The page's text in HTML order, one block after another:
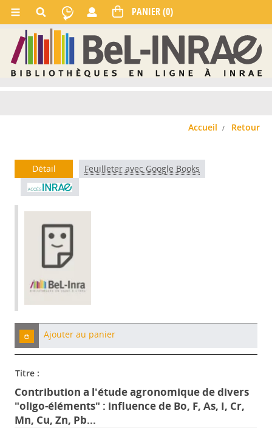
Accueil Retour
Détail Feuilleter avec Google Books
Ajouter au panier
Titre :
Contribution a l'étude agronomique de divers
"oligo-éléments" : influence de Bo, F, As, I, Cr,
Mn, Cu, Zn, Pb...